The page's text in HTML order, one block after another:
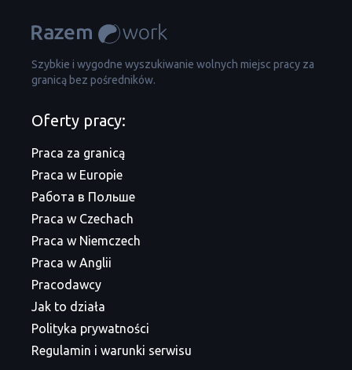
Szybkie i wygodne wyszukiwanie wolnych miejsc pracy za
granicą bez pośredników.
Oferty pracy:
Praca za granicą
Praca w Europie
Работа в Польше
Praca w Czechach
Praca w Niemczech
Praca w Anglii
Pracodawcy
Jak to działa
Polityka prywatności
Regulamin i warunki serwisu